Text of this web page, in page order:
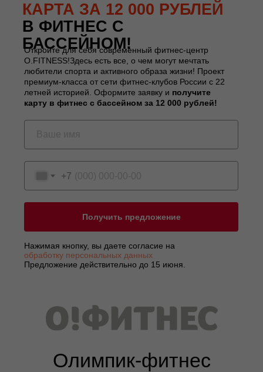
КАРТА ЗА 12 000 РУБЛЕЙ
В ФИТНЕС С
БАССЕЙНОМ!
Откройте для себя современный фитнес-центр
O.FITNESS!Здесь есть все, о чем могут мечтать
любители спорта и активного образа жизни! Проект
премиум-класса от сети фитнес-клубов России с 22
летней историей. Оформите заявку и получите
карту в фитнес с бассейном за 12 000 рублей!
+7
Получить предложение
Нажимая кнопку, вы даете согласие на
обработку персональных данных
Предложение действительно до 15 июня.
Олимпик-фитнес